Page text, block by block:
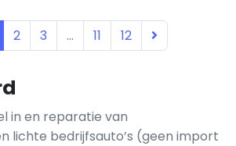
in en reparatie van
lichte bedrijfsauto’s (geen import
2 3 ... 11 12